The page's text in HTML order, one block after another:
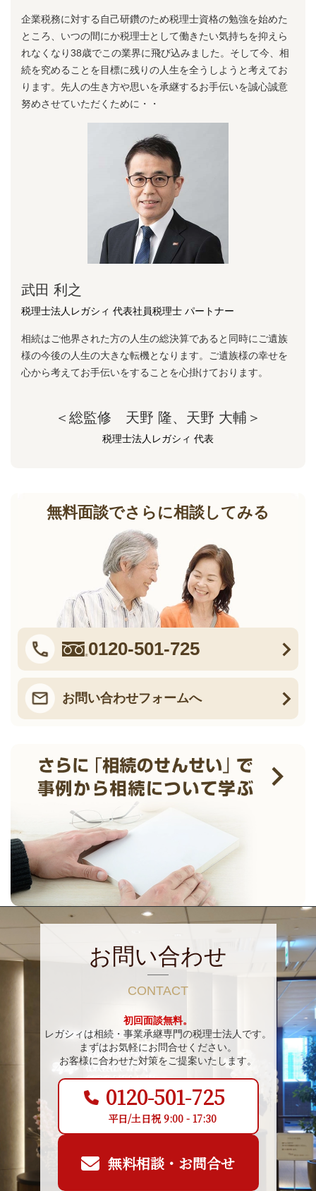
企業税務に対する⾃⼰研鑽のため税理⼠資格の勉強を始めた
ところ、いつの間にか税理⼠として働きたい気持ちを抑えら
れなくなり38歳でこの業界に⾶び込みました。そして今、相
続を究めることを⽬標に残りの⼈⽣を全うしようと考えてお
ります。先⼈の⽣き⽅や思いを承継するお⼿伝いを誠⼼誠意
努めさせていただくために・・
武田 利之
税理士法人レガシィ 代表社員税理士 パートナー
相続はご他界された方の人生の総決算であると同時にご遺族
様の今後の人生の大きな転機となります。ご遺族様の幸せを
心から考えてお手伝いをすることを心掛けております。
＜総監修 天野 隆、天野 大輔＞
税理士法人レガシィ 代表
無料面談でさらに相談してみる
0120-501-725
お問い合わせフォームへ
お問い合わせ
CONTACT
初回面談無料。
レガシィは相続・事業承継専門の税理士法人です。
まずはお気軽にお問合せください。
お客様に合わせた対策をご提案いたします。
0120-501-725
平日/土日祝 9:00 - 17:30
無料相談・お問合せ